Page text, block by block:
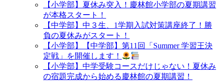
【小学部】夏休み突入！慶林館小学部の夏期講習
が本格スタート！
【中学部】中３生、1学期入試対策講座終了！勝
負の夏休みがスタート！
【小学部】【中学部】第11回「Summer 学習王決
定戦」を開催します！
【小学部】中学受験コースだけじゃない！夏休み
の宿題完成から始める慶林館の夏期講習！